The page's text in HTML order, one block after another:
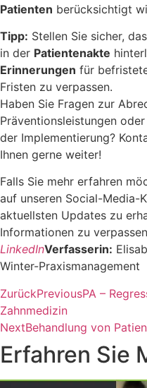
Patienten berücksichtigt
Tipp: Stellen Sie sicher,
in der Patientenakte
Erinnerungen für
Fristen zu verpassen.
Haben Sie Fragen zur
Präventionsleistungen
der Implementierung?
Ihnen gerne weiter!
Falls Sie mehr erfahren
auf unseren Social-Media-
aktuellsten Updates zu
Informationen zu verpassen
LinkedInVerfasserin:
Winter-Praxismanagement
ZurückPreviousPA –
Zahnmedizin
NextBehandlung von
Erfahren Sie